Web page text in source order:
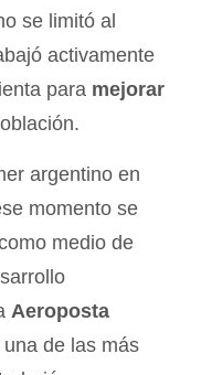
se limitó al
activamente
para mejorar
argentino en
momento se
medio de
Aeroposta
de las más